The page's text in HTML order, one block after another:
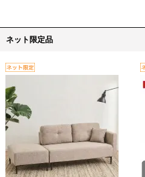
ネット限定品